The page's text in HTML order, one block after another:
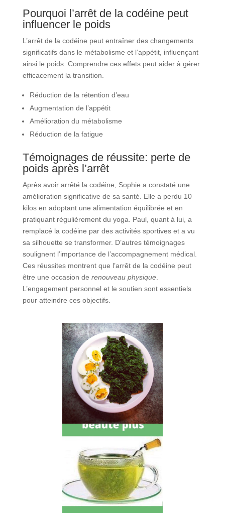
Pourquoi l’arrêt de la codéine peut
influencer le poids
L’arrêt de la codéine peut entraîner des changements
significatifs dans le métabolisme et l’appétit, influençant
ainsi le poids. Comprendre ces effets peut aider à gérer
efficacement la transition.
Réduction de la rétention d’eau
Augmentation de l’appétit
Amélioration du métabolisme
Réduction de la fatigue
Témoignages de réussite: perte de
poids après l’arrêt
Après avoir arrêté la codéine, Sophie a constaté une
amélioration significative de sa santé. Elle a perdu 10
kilos en adoptant une alimentation équilibrée et en
pratiquant régulièrement du yoga. Paul, quant à lui, a
remplacé la codéine par des activités sportives et a vu
sa silhouette se transformer. D’autres témoignages
soulignent l’importance de l’accompagnement médical.
Ces réussites montrent que l’arrêt de la codéine peut
être une occasion de renouveau physique.
L’engagement personnel et le soutien sont essentiels
pour atteindre ces objectifs.